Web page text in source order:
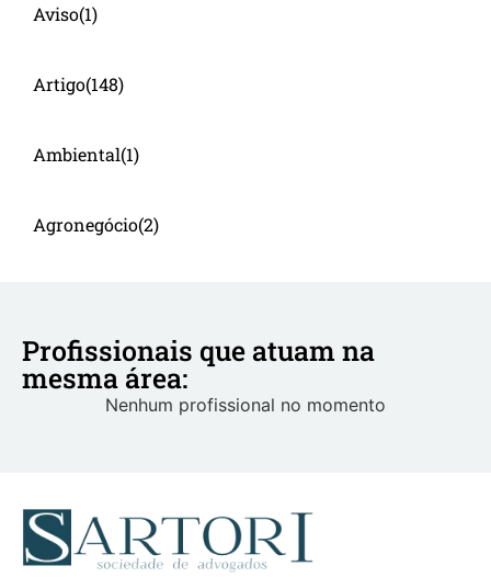
Aviso(1)
Artigo(148)
Ambiental(1)
Agronegócio(2)
Profissionais que atuam na
mesma área:
Nenhum profissional no momento